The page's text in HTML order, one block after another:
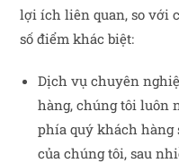
lợi ích liên quan, so với
số điểm khác biệt:
Dịch vụ chuyên
hàng, chúng tôi luôn
phía quý khách hàng
của chúng tôi, sau